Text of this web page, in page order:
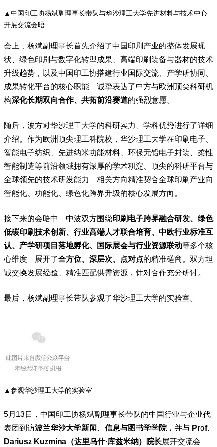
▲中国印工协杨斌副理事长带队与华沙理工大学先进材料与技术中心
开展交流会晤
会上，杨斌副理事长首先介绍了中国印刷产业的整体发展现
状、绿色印刷与数字化转型成果、高端印刷装备与器材的技术
升级趋势，以及中国印工协搭建行业国际交流、产学研协同、
成果转化平台的核心职能，诚挚表达了中方与欧洲顶尖科研机
构深化长期双向合作、共拓前沿赛道的强烈意愿。
随后，波方对华沙理工大学的科研实力、学科优势进行了详细
介绍。作为欧洲顶尖理工科院校，华沙理工大学在印刷电子、
智能电子纺织、先进纳米功能材料、环保无铅电子封装、 柔性
智能制造等前沿领域拥有深厚的学术积淀、顶尖的科研平台与
全球领先的技术研发能力，相关方向精准契合全球印刷产业向
智能化、功能化、绿色化跨界升级的核心发展方向。
接下来的会晤中，中波双方围绕印刷电子跨界融合研发、绿色
低碳印刷技术创新、行业高端人才联合培育、中欧行业标准互
认、产学研项目落地孵化、国际展会与行业资源联动等多个核
心维度，展开了全方位、深层次、点对点的精准磋商。双方坦
诚交换发展经验、精准匹配供需资源，针对合作充分研讨。
最后，杨斌副理事长带队参观了华沙理工大学的实验室。
▲参观华沙理工大学的实验室
5月13日，中国印工协杨斌副理事长带队的中国行业与企业代
表团到访波兰华沙大学新闻、信息与图书学学院， 并与 Prof.
Dariusz Kuzmina（达里乌什·库兹米纳）院长展开交流会